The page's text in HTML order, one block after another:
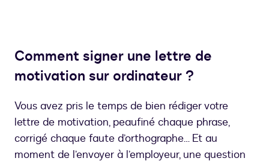
Comment signer une lettre de
motivation sur ordinateur ?
Vous avez pris le temps de bien rédiger votre
lettre de motivation, peaufiné chaque phrase,
corrigé chaque faute d’orthographe… Et au
moment de l’envoyer à l’employeur, une question